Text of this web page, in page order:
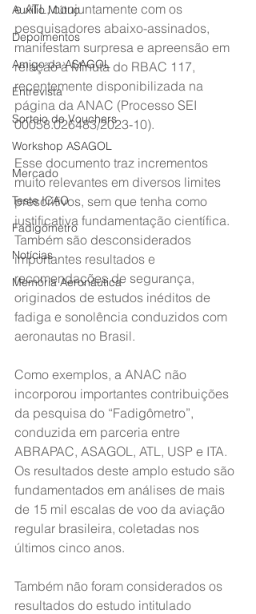
Auxílio Mútuo
Depoimentos
Amigo da ASAGOL
Entrevista
Sorteio de Vouchers
Workshop ASAGOL
Mercado
Teste ICAO
Fadigômetro
Notícias
Memória Aeronáutica
e ATL, conjuntamente com os
pesquisadores abaixo-assinados,
manifestam surpresa e apreensão em
relação à Minuta do RBAC 117,
recentemente disponibilizada na
página da ANAC (Processo SEI
00058.026483/2023-10).
Esse documento traz incrementos
muito relevantes em diversos limites
prescritivos, sem que tenha como
justificativa fundamentação científica.
Também são desconsiderados
importantes resultados e
recomendações de segurança,
originados de estudos inéditos de
fadiga e sonolência conduzidos com
aeronautas no Brasil.
Como exemplos, a ANAC não
incorporou importantes contribuições
da pesquisa do “Fadigômetro”,
conduzida em parceria entre
ABRAPAC, ASAGOL, ATL, USP e ITA.
Os resultados deste amplo estudo são
fundamentados em análises de mais
de 15 mil escalas de voo da aviação
regular brasileira, coletadas nos
últimos cinco anos.
Também não foram considerados os
resultados do estudo intitulado